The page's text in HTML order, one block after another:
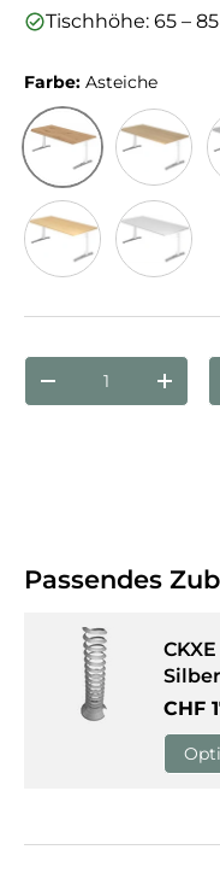
Tischhöhe: 65 –
Farbe: Asteiche
Asteiche Eiche
Anzahl
Menge verringern
Passendes
CHF